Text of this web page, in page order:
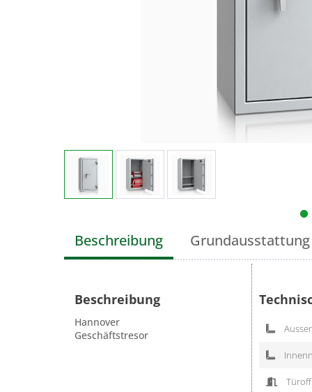
Beschreibung Grundausstattung
Beschreibung
Hannover
Geschäftstresor